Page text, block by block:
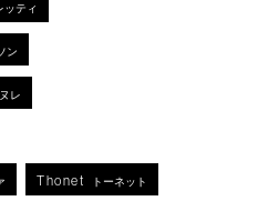
ッティ
ン
レ
Thonet トーネット